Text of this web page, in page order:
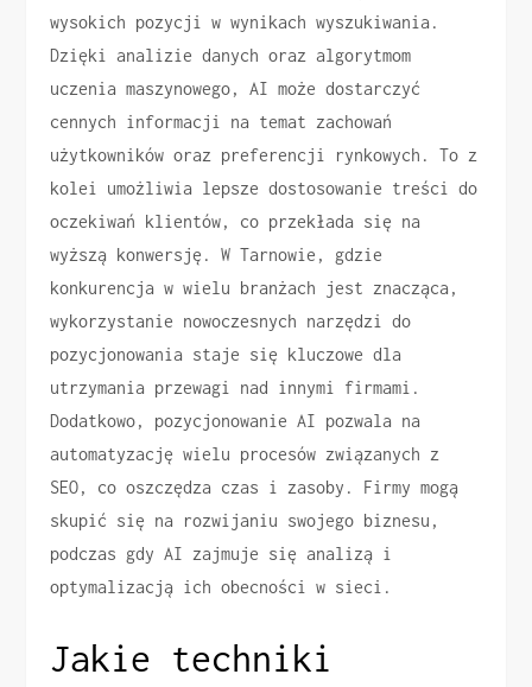
wysokich pozycji w wynikach wyszukiwania.
Dzięki analizie danych oraz algorytmom
uczenia maszynowego, AI może dostarczyć
cennych informacji na temat zachowań
użytkowników oraz preferencji rynkowych. To z
kolei umożliwia lepsze dostosowanie treści do
oczekiwań klientów, co przekłada się na
wyższą konwersję. W Tarnowie, gdzie
konkurencja w wielu branżach jest znacząca,
wykorzystanie nowoczesnych narzędzi do
pozycjonowania staje się kluczowe dla
utrzymania przewagi nad innymi firmami.
Dodatkowo, pozycjonowanie AI pozwala na
automatyzację wielu procesów związanych z
SEO, co oszczędza czas i zasoby. Firmy mogą
skupić się na rozwijaniu swojego biznesu,
podczas gdy AI zajmuje się analizą i
optymalizacją ich obecności w sieci.
Jakie techniki